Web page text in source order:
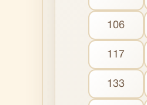
106
117
133